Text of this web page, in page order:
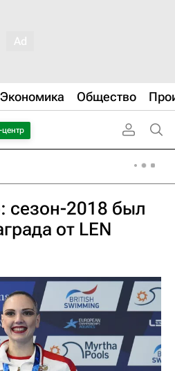
Экономика Общество
сезон-2018 был
от LEN